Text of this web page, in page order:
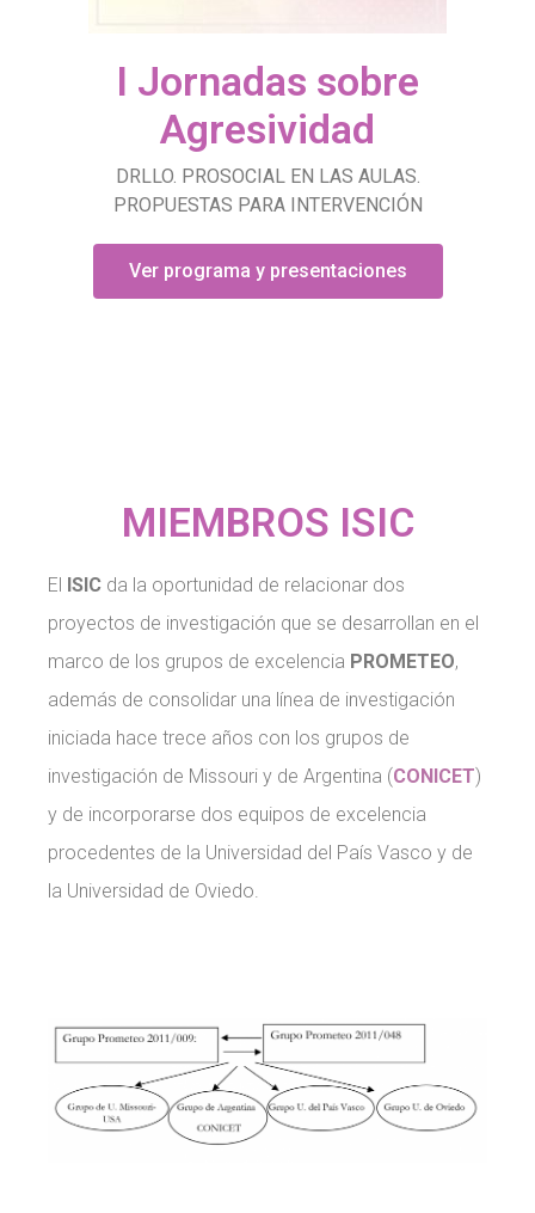
I Jornadas sobre
Agresividad
DRLLO. PROSOCIAL EN LAS AULAS.
PROPUESTAS PARA INTERVENCIÓN
Ver programa y presentaciones
MIEMBROS ISIC
El ISIC da la oportunidad de relacionar dos
proyectos de investigación que se desarrollan en el
marco de los grupos de excelencia PROMETEO,
además de consolidar una línea de investigación
iniciada hace trece años con los grupos de
investigación de Missouri y de Argentina (CONICET)
y de incorporarse dos equipos de excelencia
procedentes de la Universidad del País Vasco y de
la Universidad de Oviedo.